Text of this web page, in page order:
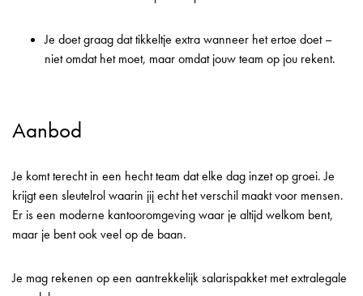
Je doet graag dat tikkeltje extra wanneer het ertoe doet –
niet omdat het moet, maar omdat jouw team op jou rekent.
Aanbod
Je komt terecht in een hecht team dat elke dag inzet op groei. Je
krijgt een sleutelrol waarin jij echt het verschil maakt voor mensen.
Er is een moderne kantooromgeving waar je altijd welkom bent,
maar je bent ook veel op de baan.
Je mag rekenen op een aantrekkelijk salarispakket met extralegale